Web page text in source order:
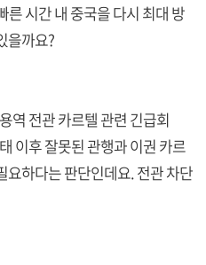
른 시간 내 중국을 다시 최대 방
을까요?
역 전관 카르텔 관련 긴급회
이후 잘못된 관행과 이권 카르
요하다는 판단인데요. 전관 차단